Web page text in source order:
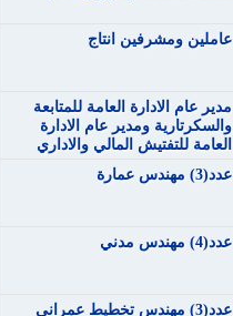
عاملين ومشرفين انتاج
مدير عام الادارة العامة للمتابعة
والسكرتارية ومدير عام الادارة
العامة للتفتيش المالي والاداري
عدد(3) مهندس عمارة
عدد(4) مهندس مدني
عدد(3) مهندس تخطيط عمراني